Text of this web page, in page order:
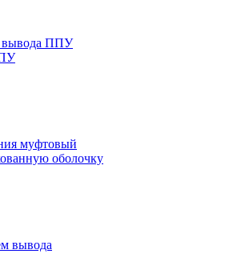
вывода ППУ
муфтовый
оболочку
вывода